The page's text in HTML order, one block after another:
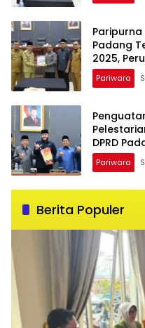
Paripurna
Padang
2025,
PKUA dan
Pariwara
DPRD
Pariwara
Berita Populer